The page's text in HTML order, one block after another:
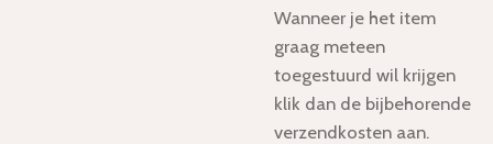
Wanneer je het item
graag meteen
toegestuurd wil krijgen
klik dan de bijbehorende
verzendkosten aan.